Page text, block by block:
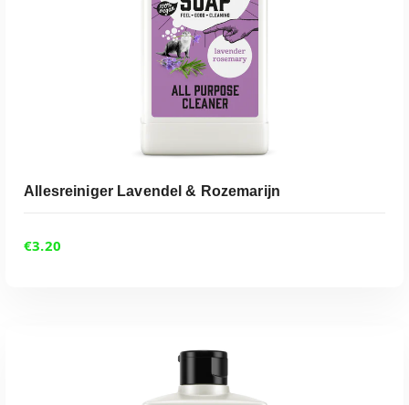
Allesreiniger Lavendel & Rozemarijn
€3.20